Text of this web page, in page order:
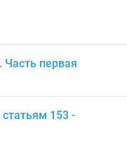
первая
153 -